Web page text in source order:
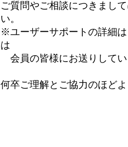
ご質問やご相談につきまし
い。
※ユーザーサポートの詳細
は
会員の皆様にお送りして
何卒ご理解とご協力のほど